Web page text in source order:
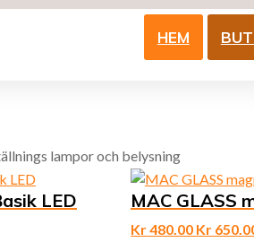
HEM
lampor och belysning
LED MAC GLASS
Kr480.00 Kr